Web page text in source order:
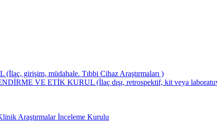
girişim, müdahale. Tıbbi Cihaz Araştırmaları )
VE ETİK KURUL (İlaç dışı, retrospektif, kit veya laboratuvar
Araştırmalar İnceleme Kurulu